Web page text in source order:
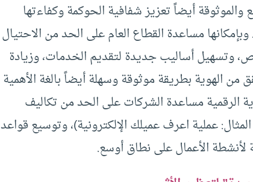
والموثوقة أيضاً تعزيز شفافية الحوكمة وكفاءتها
مساعدة القطاع العام على الحد من الاحتيال
وتسهيل أساليب جديدة لتقديم الخدمات، وزيادة
من الهوية بطريقة موثوقة وسهلة أيضاً بالغة الأهمية
الرقمية مساعدة الشركات على الحد من تكاليف
عملية اعرف عميلك الإلكترونية)، وتوسيع قواعد
لأنشطة الأعمال على نطاق أوسع.